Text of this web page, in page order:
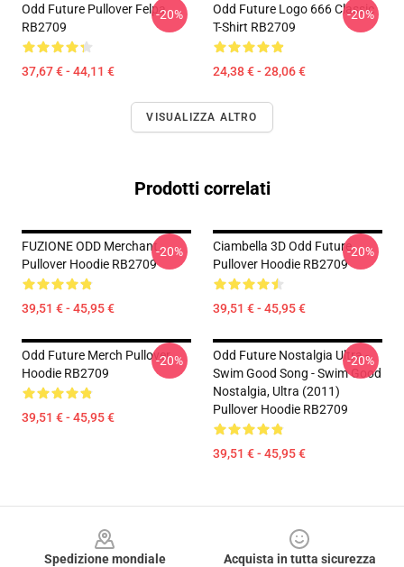
Odd Future Pullover Felpa
RB2709
37,67 € - 44,11 €
-20%
Odd Future Logo 666 Classic
T-Shirt RB2709
24,38 € - 28,06 €
-20%
VISUALIZZA ALTRO
Prodotti correlati
FUZIONE ODD Merchant
Pullover Hoodie RB2709
39,51 € - 45,95 €
-20%
Ciambella 3D Odd Future
Pullover Hoodie RB2709
39,51 € - 45,95 €
-20%
Odd Future Merch Pullover
Hoodie RB2709
39,51 € - 45,95 €
-20%
Odd Future Nostalgia Ultra -
Swim Good Song - Swim Good
Nostalgia, Ultra (2011)
Pullover Hoodie RB2709
39,51 € - 45,95 €
-20%
Spedizione mondiale
Acquista in tutta sicurezza